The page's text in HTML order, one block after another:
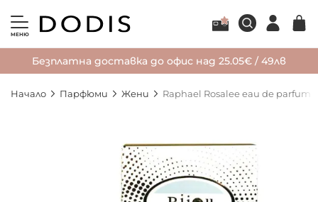
МЕНЮ
Безплатна доставка до офис над 25.05€ / 49лв
Начало Парфюми Жени Raphael Rosalee eau de parfum